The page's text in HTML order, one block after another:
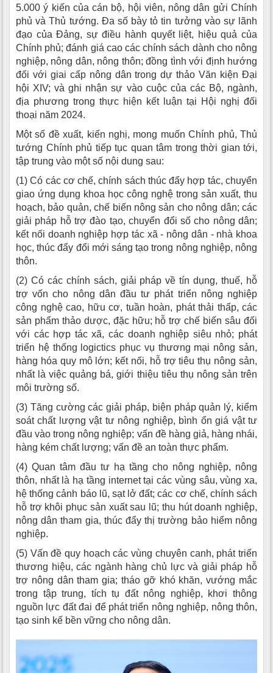
5.000 ý kiến của cán bộ, hội viên, nông dân gửi Chính
phủ và Thủ tướng. Đa số bày tỏ tin tưởng vào sự lãnh
đạo của Đảng, sự điều hành quyết liệt, hiệu quả của
Chính phủ; đánh giá cao các chính sách dành cho nông
nghiệp, nông dân, nông thôn; đồng tình với định hướng
đối với giai cấp nông dân trong dự thảo Văn kiện Đại
hội XIV; và ghi nhận sự vào cuộc của các Bộ, ngành,
địa phương trong thực hiện kết luận tại Hội nghị đối
thoại năm 2024.
Một số đề xuất, kiến nghị, mong muốn Chính phủ, Thủ
tướng Chính phủ tiếp tục quan tâm trong thời gian tới,
tập trung vào một số nội dung sau:
(1) Có các cơ chế, chính sách thúc đẩy hợp tác, chuyển
giao ứng dụng khoa học công nghệ trong sản xuất, thu
hoạch, bảo quản, chế biến nông sản cho nông dân; các
giải pháp hỗ trợ đào tạo, chuyển đổi số cho nông dân;
kết nối doanh nghiệp hợp tác xã - nông dân - nhà khoa
học, thúc đẩy đổi mới sáng tạo trong nông nghiệp, nông
thôn.
(2) Có các chính sách, giải pháp về tín dụng, thuế, hỗ
trợ vốn cho nông dân đầu tư phát triển nông nghiệp
công nghệ cao, hữu cơ, tuần hoàn, phát thải thấp, các
sản phẩm thảo dược, đặc hữu; hỗ trợ chế biến sâu đối
với các hợp tác xã, các doanh nghiệp siêu nhỏ; phát
triển hệ thống logictics phục vụ thương mại nông sản,
hàng hóa quy mô lớn; kết nối, hỗ trợ tiêu thụ nông sản,
nhất là việc quảng bá, giới thiệu tiêu thụ nông sản trên
môi trường số.
(3) Tăng cường các giải pháp, biện pháp quản lý, kiểm
soát chất lượng vật tư nông nghiệp, bình ổn giá vật tư
đầu vào trong nông nghiệp; vấn đề hàng giả, hàng nhái,
hàng kém chất lượng; vấn đề an toàn thực phẩm.
(4) Quan tâm đầu tư hạ tầng cho nông nghiệp, nông
thôn, nhất là hạ tầng internet tại các vùng sâu, vùng xa,
hệ thống cảnh báo lũ, sạt lở đất; các cơ chế, chính sách
hỗ trợ khôi phục sản xuất sau lũ; thu hút doanh nghiệp,
nông dân tham gia, thúc đẩy thị trường bảo hiểm nông
nghiệp.
(5) Vấn đề quy hoạch các vùng chuyên canh, phát triển
thương hiệu, các ngành hàng chủ lực và giải pháp hỗ
trợ nông dân tham gia; tháo gỡ khó khăn, vướng mắc
trong tập trung, tích tụ đất nông nghiệp, khơi thông
nguồn lực đất đai để phát triển nông nghiệp, nông thôn,
tạo sinh kế bền vững cho nông dân.